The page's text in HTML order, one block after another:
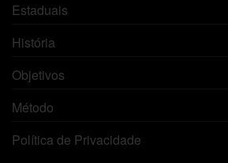
Estaduais
História
Objetivos
Método
Política de Privacidade